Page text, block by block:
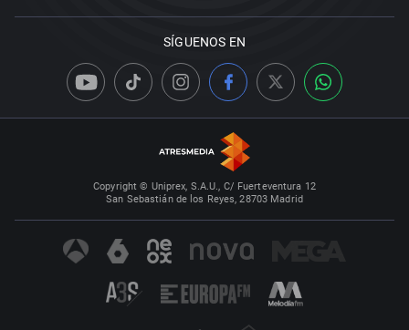
SÍGUENOS EN
Copyright © Uniprex, S.A.U., C/ Fuerteventura 12
San Sebastián de los Reyes, 28703 Madrid